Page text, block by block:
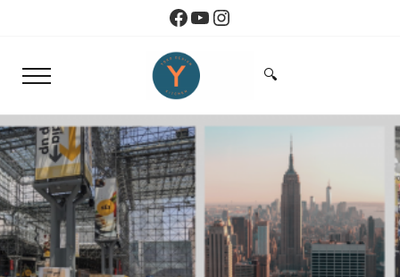
Skip to header right navigationFacebook
YouTube
Instagram
Menu
Yoko Design Kitchen
Search...
🔍